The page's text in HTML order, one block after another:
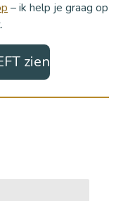
– ik help je graag op
zien